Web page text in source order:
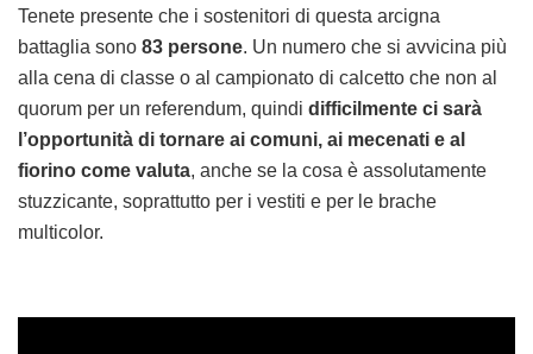
Tenete presente che i sostenitori di questa arcigna
battaglia sono 83 persone. Un numero che si avvicina più
alla cena di classe o al campionato di calcetto che non al
quorum per un referendum, quindi difficilmente ci sarà
l’opportunità di tornare ai comuni, ai mecenati e al
fiorino come valuta, anche se la cosa è assolutamente
stuzzicante, soprattutto per i vestiti e per le brache
multicolor.